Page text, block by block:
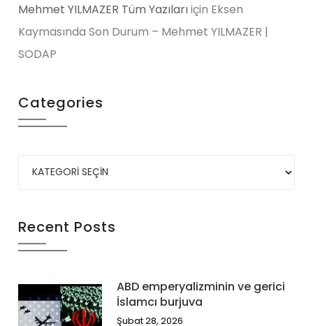
Mehmet YILMAZER Tüm Yazılarıiçin Eksen
Kaymasında Son Durum – Mehmet YILMAZER |
SODAP
Categories
Recent Posts
ABD emperyalizminin ve gerici
İslamcı burjuva
Şubat 28, 2026